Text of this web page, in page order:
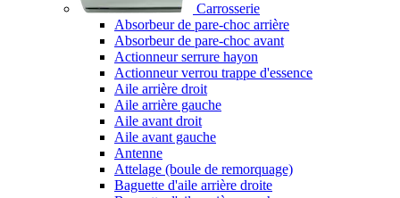
Carrosserie
Absorbeur de pare-choc arrière
Absorbeur de pare-choc avant
Actionneur serrure hayon
Actionneur verrou trappe d'essence
Aile arrière droit
Aile arrière gauche
Aile avant droit
Aile avant gauche
Antenne
Attelage (boule de remorquage)
Baguette d'aile arrière droite